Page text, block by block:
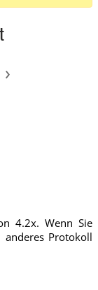
›
4.2x. Wenn Sie
Protokoll